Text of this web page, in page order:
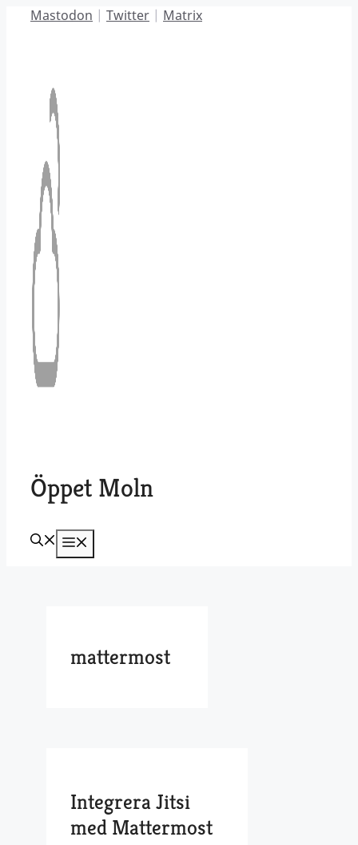
HoppaMastodon | Twitter | Matrix
Öppet Moln
mattermost
Integrera Jitsi
med Mattermost